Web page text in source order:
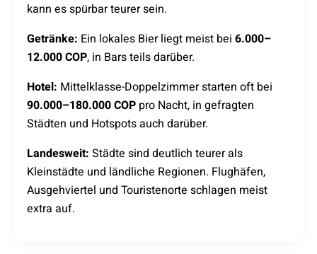
kann es spürbar teurer sein.
Getränke: Ein lokales Bier liegt meist bei 6.000–
12.000 COP, in Bars teils darüber.
Hotel: Mittelklasse-Doppelzimmer starten oft bei
90.000–180.000 COP pro Nacht, in gefragten
Städten und Hotspots auch darüber.
Landesweit: Städte sind deutlich teurer als
Kleinstädte und ländliche Regionen. Flughäfen,
Ausgehviertel und Touristenorte schlagen meist
extra auf.